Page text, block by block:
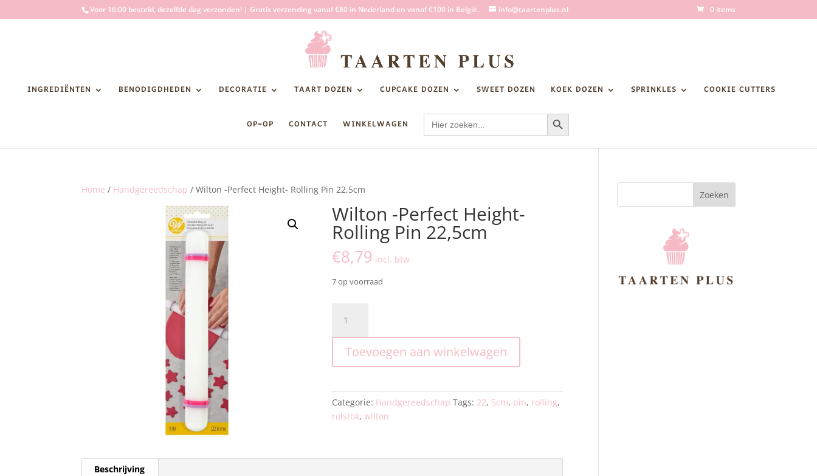
Voor 16:00 besteld, dezelfde dag verzonden! | Gratis verzending vanaf €80 in Nederland en vanaf €100 in België. info@taartenplus.nl 0 items
INGREDIËNTEN BENODIGDHEDEN DECORATIE TAART DOZEN CUPCAKE DOZEN SWEET DOZEN KOEK DOZEN SPRINKLES COOKIE CUTTERS
OP=OP CONTACT WINKELWAGEN Zoek
naar:
Zoekknop
Home / Handgereedschap / Wilton -Perfect Height- Rolling Pin 22,5cm
Wilton -Perfect Height-
Rolling Pin 22,5cm
€8,79 incl. btw
7 op voorraad
Perfect
Height-
Rolling
22,5cm
aantal
Toevoegen aan winkelwagen
Categorie: Handgereedschap Tags: 22, 5cm, pin, rolling,
rolstok,wilton
Beschrijving
Zoeken